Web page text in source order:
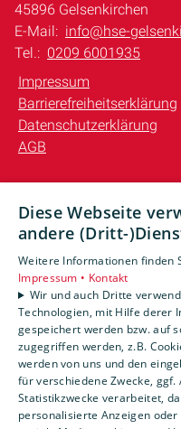
45896 Gelsenkirchen
E-Mail: info@hse-
Tel.: 0209 6001935
Impressum
Barrierefreiheitserklärung
Datenschutzerklärung
AGB
Privatkunden
Gewerbekunden
Karriere
Unternehmen
Kontakt
Um externe HTML-
Ihre
Weitere
Diese Webseite
andere (Dritt-
Weitere Informationen finden
Impressum • Kontakt
Wir und auch Dritte
Technologien, mit Hilfe derer
gespeichert werden bzw. auf
zugegriffen werden, z.B.
werden von uns und den
für verschiedene Zwecke,
Statistikzwecke verarbeitet,
personalisierte Anzeigen